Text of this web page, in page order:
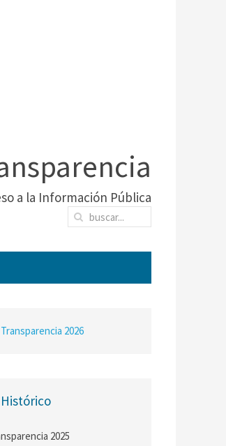
a la Información Pública
Transparencia 2026
2025